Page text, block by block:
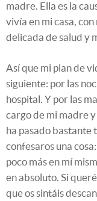
madre. Ella es la
vivía en mi casa,
delicada de salud y
Así que mi plan de
siguiente: por las
hospital. Y por las
cargo de mi madre
ha pasado bastante
confesaros una
poco más en mí
en absoluto. Si
que os sintáis